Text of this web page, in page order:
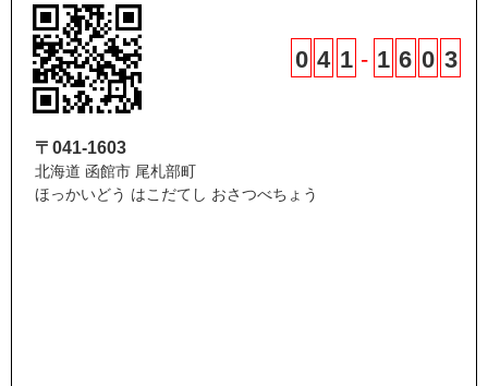
0 4 1 - 1 6 0 3
〒041-1603
北海道 函館市 尾札部町
ほっかいどう はこだてし おさつべちょう